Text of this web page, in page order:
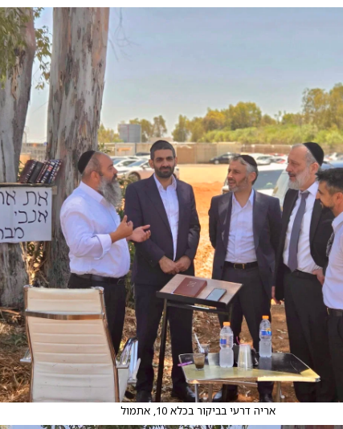
אריה דרעי בביקור בכלא 10, אתמול